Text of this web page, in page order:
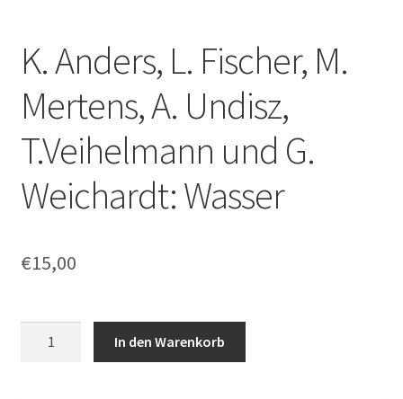
K. Anders, L. Fischer, M.
Mertens, A. Undisz,
T.Veihelmann und G.
Weichardt: Wasser
€15,00
In den Warenkorb